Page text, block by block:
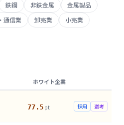
鉄鋼 非鉄金属
金属製品
通信業 卸売業
小売業
ホワイト企業
77.5 pt 採用 選考